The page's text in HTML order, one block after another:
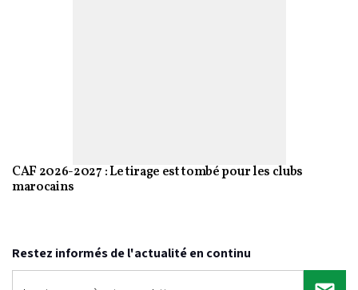
CAF 2026-2027 : Le tirage est tombé pour les clubs
marocains
Restez informés de l'actualité en continu